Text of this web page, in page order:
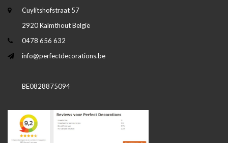
Cuylitshofstraat 57
2920 Kalmthout België
0478 656 632
info@perfectdecorations.be
BE0828875094